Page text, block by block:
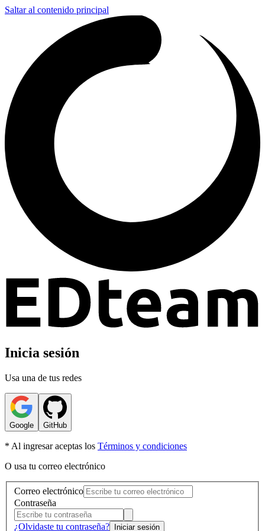
Saltar al contenido principal
Inicia sesión
Usa una de tus redes
Google GitHub
* Al ingresar aceptas los Términos y condiciones
O usa tu correo electrónico
Correo electrónico
Contraseña
¿Olvidaste tu contraseña? Iniciar sesión